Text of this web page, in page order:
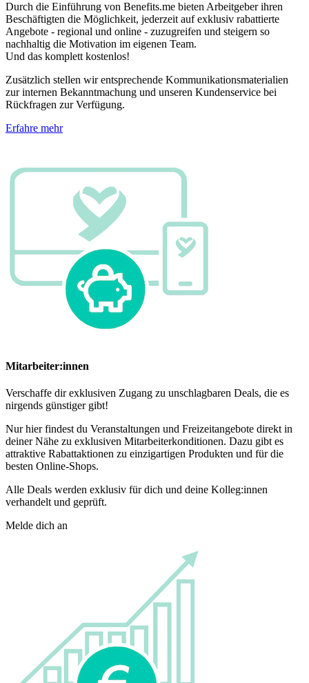
Durch die Einführung von Benefits.me bieten Arbeitgeber ihren
Beschäftigten die Möglichkeit, jederzeit auf exklusiv rabattierte
Angebote - regional und online - zuzugreifen und steigern so
nachhaltig die Motivation im eigenen Team.
Und das komplett kostenlos!
Zusätzlich stellen wir entsprechende Kommunikationsmaterialien
zur internen Bekanntmachung und unseren Kundenservice bei
Rückfragen zur Verfügung.
Erfahre mehr
Mitarbeiter:innen
Verschaffe dir exklusiven Zugang zu unschlagbaren Deals, die es
nirgends günstiger gibt!
Nur hier findest du Veranstaltungen und Freizeitangebote direkt in
deiner Nähe zu exklusiven Mitarbeiterkonditionen. Dazu gibt es
attraktive Rabattaktionen zu einzigartigen Produkten und für die
besten Online-Shops.
Alle Deals werden exklusiv für dich und deine Kolleg:innen
verhandelt und geprüft.
Melde dich an